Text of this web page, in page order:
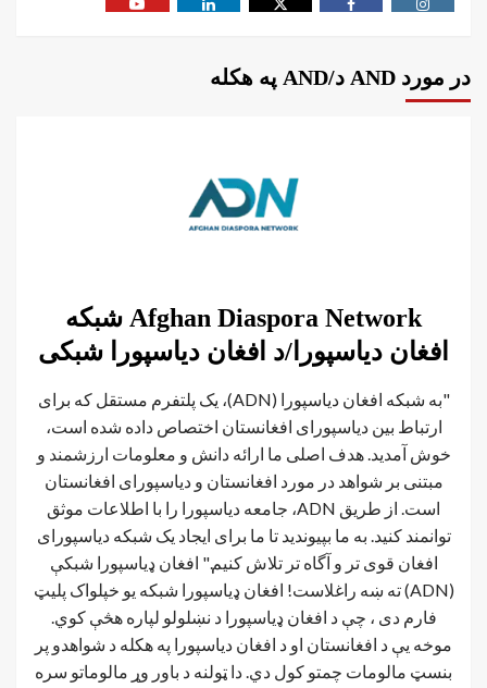
در مورد AND د/AND په هکله
Afghan Diaspora Network شبکه
افغان دیاسپورا/د افغان دیاسپورا شبکی
"به شبکه افغان دیاسپورا (ADN)، یک پلتفرم مستقل که برای
ارتباط بین دیاسپورای افغانستان اختصاص داده شده است،
خوش آمدید. هدف اصلی ما ارائه دانش و معلومات ارزشمند و
مبتنی بر شواهد در مورد افغانستان و دیاسپورای افغانستان
است. از طریق ADN، جامعه دیاسپورا را با اطلاعات موثق
توانمند کنید. به ما بپیوندید تا ما برای ایجاد یک شبکه دیاسپورای
افغان قوی تر و آگاه تر تلاش کنیم." افغان ډیاسپورا شبکې
(ADN) ته ښه راغلاست! افغان ډياسپورا شبکه یو خپلواک پلیټ
فارم دی ، چې د افغان ډیاسپورا د نښلولو لپاره هڅې کوي.
موخه يې د افغانستان او د افغان دیاسپورا په هکله د شواهدو پر
بنسټ مالومات چمتو کول دي. دا ټولنه د باور وړ مالوماتو سره